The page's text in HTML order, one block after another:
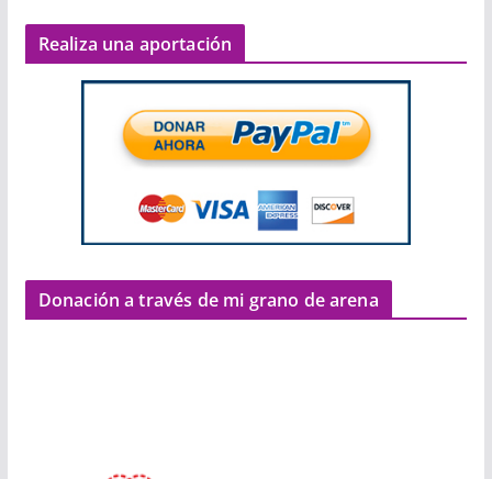
Realiza una aportación
Donación a través de mi grano de arena